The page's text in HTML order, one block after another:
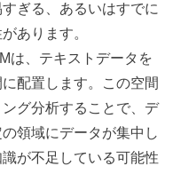
ぎる、あるいはすでに
あります。
は、テキストデータを
配置します。この空間
グ分析することで、デ
領域にデータが集中し
が不足している可能性